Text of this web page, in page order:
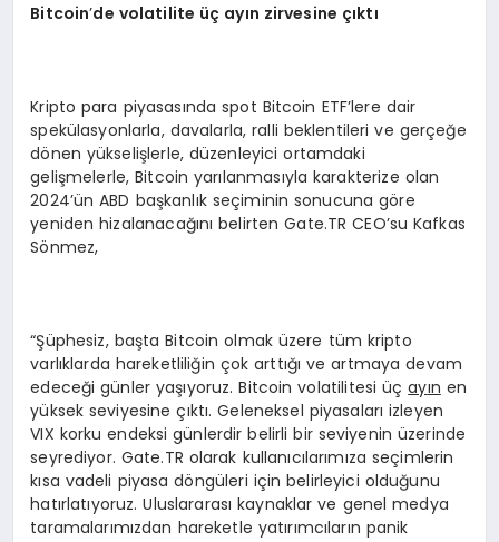
Bitcoin’de volatilite üç ayın zirvesine çıktı
Kripto para piyasasında spot Bitcoin ETF’lere dair
spekülasyonlarla, davalarla, ralli beklentileri ve gerçeğe
dönen yükselişlerle, düzenleyici ortamdaki
gelişmelerle, Bitcoin yarılanmasıyla karakterize olan
2024’ün ABD başkanlık seçiminin sonucuna göre
yeniden hizalanacağını belirten Gate.TR CEO’su Kafkas
Sönmez,
“Şüphesiz, başta Bitcoin olmak üzere tüm kripto
varlıklarda hareketliliğin çok arttığı ve artmaya devam
edeceği günler yaşıyoruz. Bitcoin volatilitesi üçayın en
yüksek seviyesine çıktı. Geleneksel piyasaları izleyen
VIX korku endeksi günlerdir belirli bir seviyenin üzerinde
seyrediyor. Gate.TR olarak kullanıcılarımıza seçimlerin
kısa vadeli piyasa döngüleri için belirleyici olduğunu
hatırlatıyoruz. Uluslararası kaynaklar ve genel medya
taramalarımızdan hareketle yatırımcıların panik